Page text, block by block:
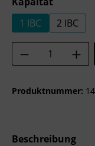
1 IBC
2 IBC
Produkt
Produktnummer:
Beschreibung